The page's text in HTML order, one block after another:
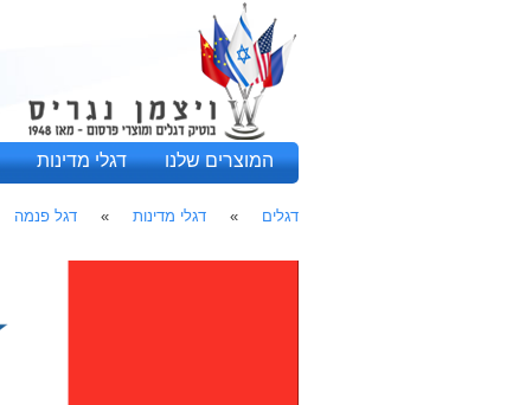
המוצרים שלנו דגלי מדינות
דגלים » דגלי מדינות » דגל פנמה